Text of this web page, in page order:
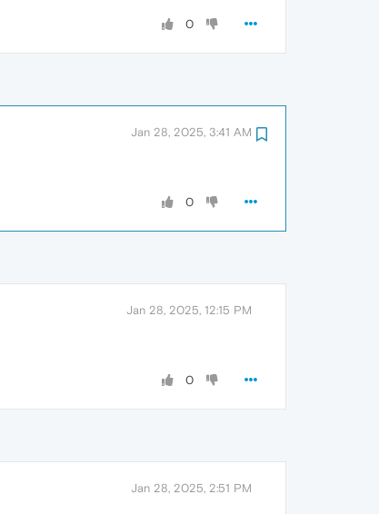
0
Jan 28, 2025, 3:41 AM
0
Jan 28, 2025, 12:15 PM
0
Jan 28, 2025, 2:51 PM